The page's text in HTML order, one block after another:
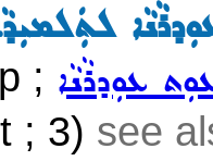
; ܥܘܼܕܪܵܢܵܐ
; 3) see